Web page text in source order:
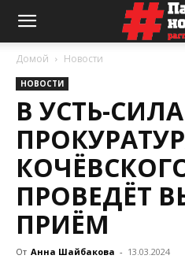
Домой Новости
НОВОСТИ
В УСТЬ-
ПРОВЕДЁТ
ПРИЁМ
От Анна Шайбакова - 13.03.2024